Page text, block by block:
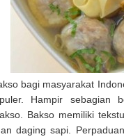
bagi masyarakat
Hampir sebagian
Bakso memiliki
daging sapi.